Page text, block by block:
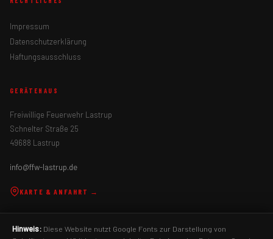
Impressum
Datenschutzerklärung
Haftungsausschluss
GERÄTEHAUS
Freiwillige Feuerwehr Lastrup
Schnelter Straße 25
49688 Lastrup
info@ffw-lastrup.de
KARTE & ANFAHRT →
Hinweis: Diese Website nutzt Google Fonts zur Darstellung von